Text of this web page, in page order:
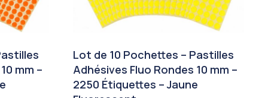
mm –
Lot de 10 Pochettes – Pastilles
Adhésives Fluo Rondes 10 mm –
2250 Étiquettes – Jaune